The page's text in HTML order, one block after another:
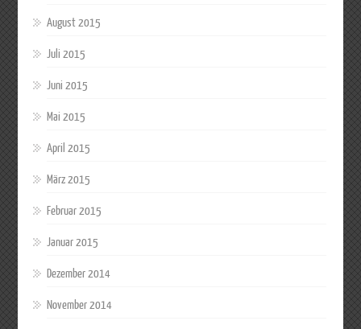
August 2015
Juli 2015
Juni 2015
Mai 2015
April 2015
März 2015
Februar 2015
Januar 2015
Dezember 2014
November 2014